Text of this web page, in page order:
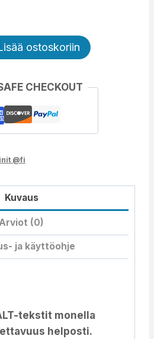
ostoskoriin Alternative:
CHECKOUT
@fi
Kuvaus
(0)
ja käyttöohje
tekstit monella
helposti.